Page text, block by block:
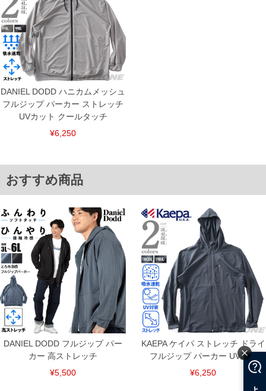
備考欄に股下●cmとご記入下さい。（裾上げ無料対象商品は1本につき税込6,000円以
上の品が対象。1本5,999円以下の商品は有料（500円+税）となります。）
出荷まで約1週間～20日間程お時間を頂く場合がございます。
尚、裾上げした商品は返品・交換不可となりますので、予めご了承下さい。
一部、お直しに対応出来ない商品がございます。(例：裾にファスナーや調節ひもが付
いている、極端なデザインが施されている等)
※商品によって若干のサイズの誤差がございます。また、お客様がご使用の環境（コ
ンピュータ画面）によって、商品の色味が若干異なる場合がございます。予めご了承
ください。
※当店での掲載商品は、実店鋪と在庫を共用しておりますので店頭での売り違い、店
舗からのお取り寄せ等により、お客様にご迷惑をお掛けしてしまう場合がございま
す。そのようなことがない様最大限に努めておりますが、もしあった場合速やかにご
DANIEL DODD ハニカムメッシュ
フルジップ パーカー ストレッチ
UVカット クールタッチ
¥6,250
おすすめ商品
DANIEL DODD フルジップ パー
カー 高ストレッチ
¥5,500
KAEPA ケイパ ストレッチ ドライ
フルジップ パーカー UV対策
¥6,250